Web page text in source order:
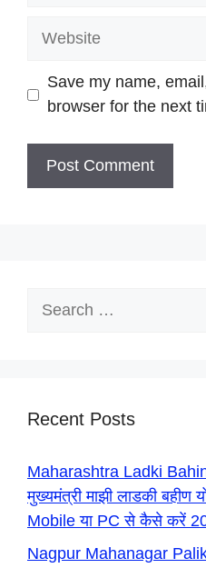
Website
Save my name,
browser for the next
Recent Posts
Maharashtra Ladki
मुख्यमंत्री माझी लाडकी बहीण
Mobile या PC से कैसे करें
Nagpur Mahanagar